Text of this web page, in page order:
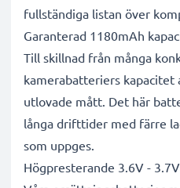
fullständiga listan över
Garanterad 1180mAh
Till skillnad från många
kamerabatteriers kapacitet
utlovade mått. Det här
långa drifttider med färre
som uppges.
Högpresterande 3.6V -